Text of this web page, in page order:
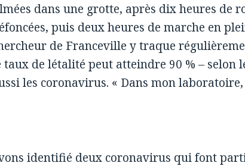
dans une grotte, après dix heures de
puis deux heures de marche en
de Franceville y traque
taux de létalité peut atteindre 90 % – selon
les coronavirus. « Dans mon
identifié deux coronavirus qui font